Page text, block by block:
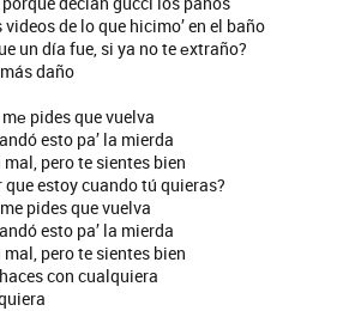
de lo que hicimo’ en el baño
un día fue, si ya no te еxtraño?
daño
pides que vuelva
esto pa’ la mierda
pero te sientes bien
que estoy cuando tú quieras?
pides que vuelva
esto pa’ la mierda
pero te sientes bien
con cualquiera